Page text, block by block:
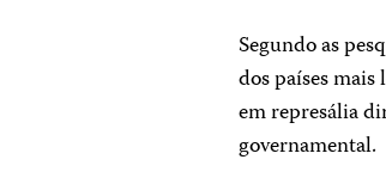
Segundo as
dos países
em represália
governamental.